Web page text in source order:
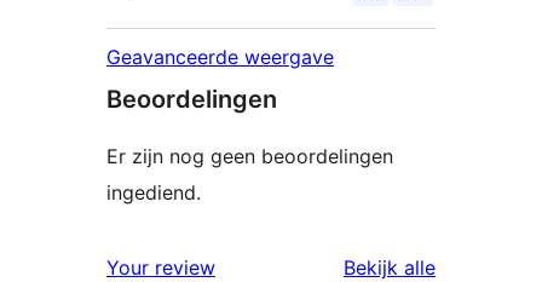
Geavanceerde weergave
Beoordelingen
Er zijn nog geen beoordelingen
ingediend.
Your review Bekijk alle